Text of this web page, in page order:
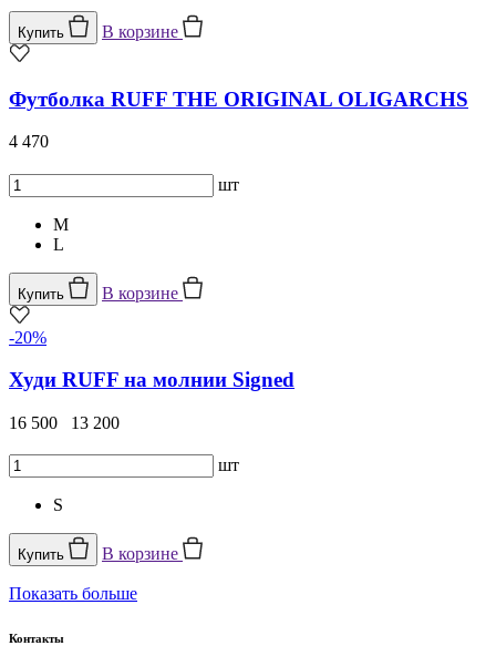
Купить В корзине
Футболка RUFF THE ORIGINAL OLIGARCHS
4 470
шт
M
L
Купить В корзине
-20%
Худи RUFF на молнии Signed
16 500 13 200
шт
S
Купить В корзине
Показать больше
Контакты